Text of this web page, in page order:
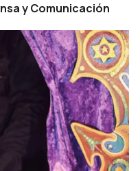
y Comunicación